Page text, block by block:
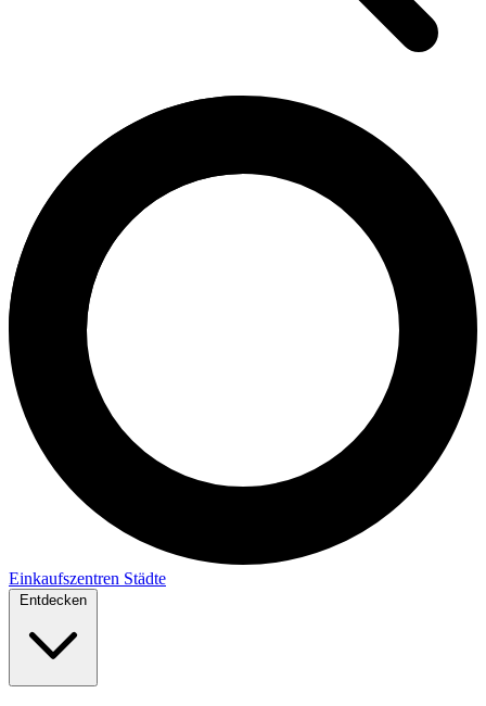
Einkaufszentren Städte
Entdecken